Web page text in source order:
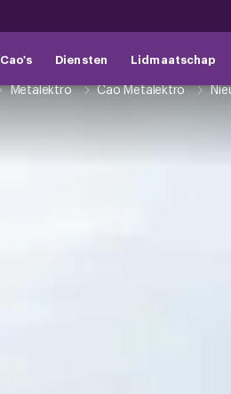
Cao's Diensten Lidmaatschap
Metalektro Cao Metalektro